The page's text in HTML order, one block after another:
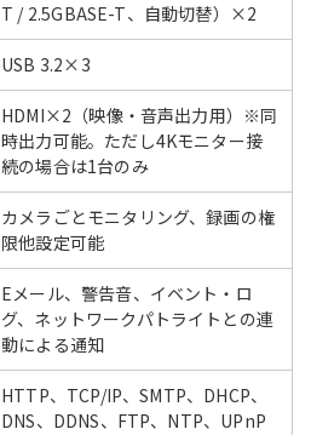
T / 2.5GBASE-T、自動切替）×2
USB 3.2×3
HDMI×2（映像・音声出力用）※同
時出力可能。ただし4Kモニター接
続の場合は1台のみ
カメラごとモニタリング、録画の権
限他設定可能
Eメール、警告音、イベント・ロ
グ、ネットワークパトライトとの連
動による通知
HTTP、TCP/IP、SMTP、DHCP、
DNS、DDNS、FTP、NTP、UPnP